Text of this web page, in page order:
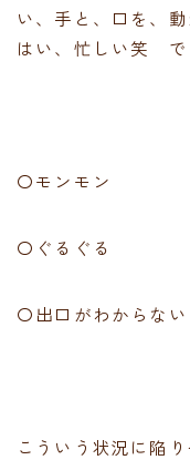
い、手と、口を、
はい、忙しい笑 で
〇モンモン
〇ぐるぐる
〇出口がわからない
こういう状況に陥